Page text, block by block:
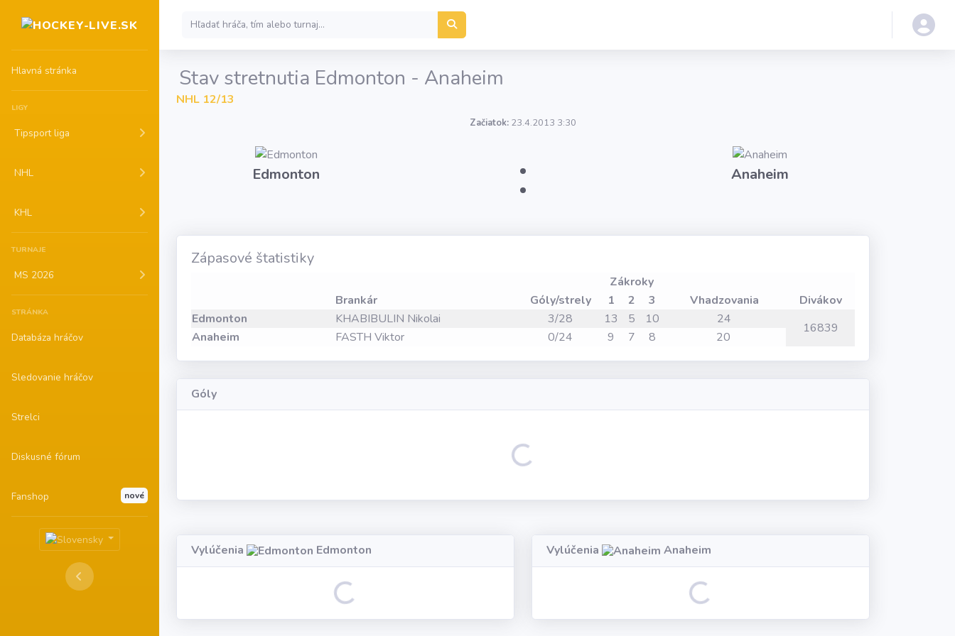
Hlavná stránka
LIGY
Tipsport liga
NHL
KHL
TURNAJE
MS 2026
STRÁNKA
Databáza hráčov
Sledovanie hráčov
Strelci
Diskusné fórum
Fanshop nové
Stav stretnutia Edmonton - Anaheim
NHL 12/13
Začiatok: 23.4.2013 3:30
Edmonton : Anaheim
Zápasové štatistiky
Zákroky
Brankár
Góly/strely 1 2 3 Vhadzovania
Divákov
Edmonton
KHABIBULIN Nikolai 3/28 13 5 10 24
16839
Anaheim FASTH Viktor 0/24 9 7 8 20
Góly
Loading...
Vylúčenia Edmonton
Loading...
Vylúčenia Anaheim
Loading...